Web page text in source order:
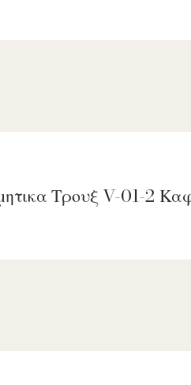
Τρουξ V-01-2